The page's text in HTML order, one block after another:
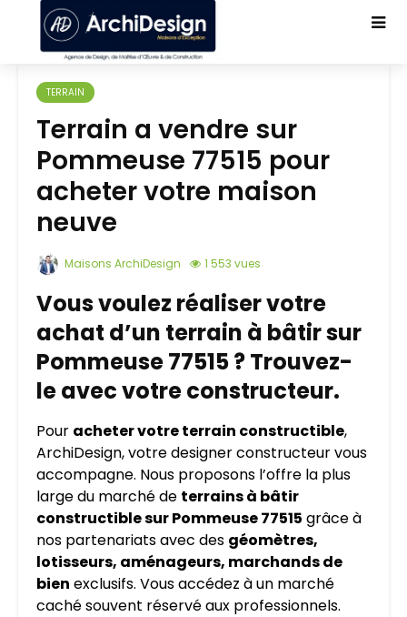
TERRAIN
Terrain a vendre sur
Pommeuse 77515 pour
acheter votre maison
neuve
Maisons ArchiDesign 1 553 vues
Vous voulez réaliser votre
achat d’un terrain à bâtir sur
Pommeuse 77515 ? Trouvez-
le avec votre constructeur.
Pour acheter votre terrain constructible,
ArchiDesign, votre designer constructeur vous
accompagne. Nous proposons l’offre la plus
large du marché de terrains à bâtir
constructible sur Pommeuse 77515 grâce à
nos partenariats avec des géomètres,
lotisseurs, aménageurs, marchands de
bien exclusifs. Vous accédez à un marché
caché souvent réservé aux professionnels.